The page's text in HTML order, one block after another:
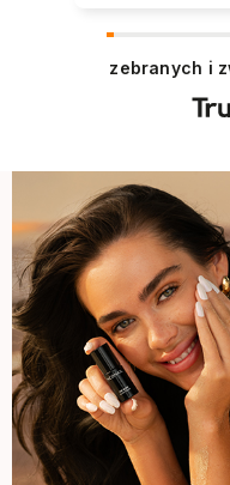
zebranych i